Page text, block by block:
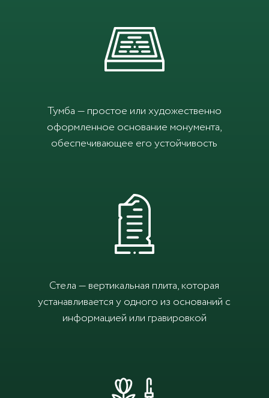
Тумба — простое или художественно
оформленное основание монумента,
обеспечивающее его устойчивость
Стела — вертикальная плита, которая
устанавливается у одного из оснований с
информацией или гравировкой